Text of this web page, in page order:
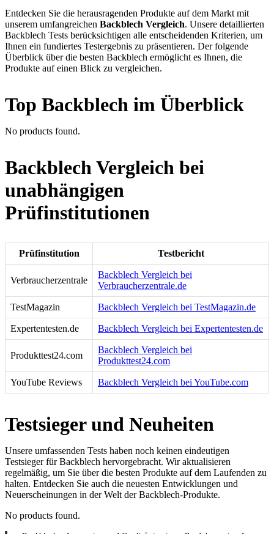
Entdecken Sie die herausragenden Produkte auf dem Markt mit
unserem umfangreichen Backblech Vergleich. Unsere detaillierten
Backblech Tests berücksichtigen alle entscheidenden Kriterien, um
Ihnen ein fundiertes Testergebnis zu präsentieren. Der folgende
Überblick über die besten Backblech ermöglicht es Ihnen, die
Produkte auf einen Blick zu vergleichen.
Top Backblech im Überblick
No products found.
Backblech Vergleich bei
unabhängigen
Prüfinstitutionen
Prüfinstitution Testbericht
Verbraucherzentrale
Backblech Vergleich bei
Verbraucherzentrale.de
TestMagazin Backblech Vergleich bei TestMagazin.de
Expertentesten.de Backblech Vergleich bei Expertentesten.de
Produkttest24.com
Backblech Vergleich bei
Produkttest24.com
YouTube Reviews Backblech Vergleich bei YouTube.com
Testsieger und Neuheiten
Unsere umfassenden Tests haben noch keinen eindeutigen
Testsieger für Backblech hervorgebracht. Wir aktualisieren
regelmäßig, um Sie über die besten Produkte auf dem Laufenden zu
halten. Entdecken Sie auch die neuesten Entwicklungen und
Neuerscheinungen in der Welt der Backblech-Produkte.
No products found.